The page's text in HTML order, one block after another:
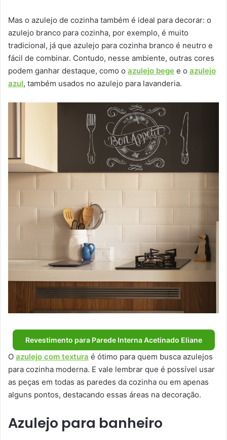
Mas o azulejo de cozinha também é ideal para decorar: o
azulejo branco para cozinha, por exemplo, é muito
tradicional, já que azulejo para cozinha branco é neutro e
fácil de combinar. Contudo, nesse ambiente, outras cores
podem ganhar destaque, como o azulejo bege e o azulejo
azul, também usados no azulejo para lavanderia.
Revestimento para Parede Interna Acetinado Eliane
O azulejo com textura é ótimo para quem busca azulejos
para cozinha moderna. E vale lembrar que é possível usar
as peças em todas as paredes da cozinha ou em apenas
alguns pontos, destacando essas áreas na decoração.
Azulejo para banheiro